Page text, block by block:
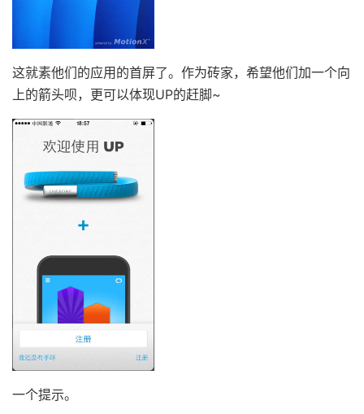
这就素他们的应用的首屏了。作为砖家，希望他们加一个向
上的箭头呗，更可以体现UP的赶脚~
一个提示。